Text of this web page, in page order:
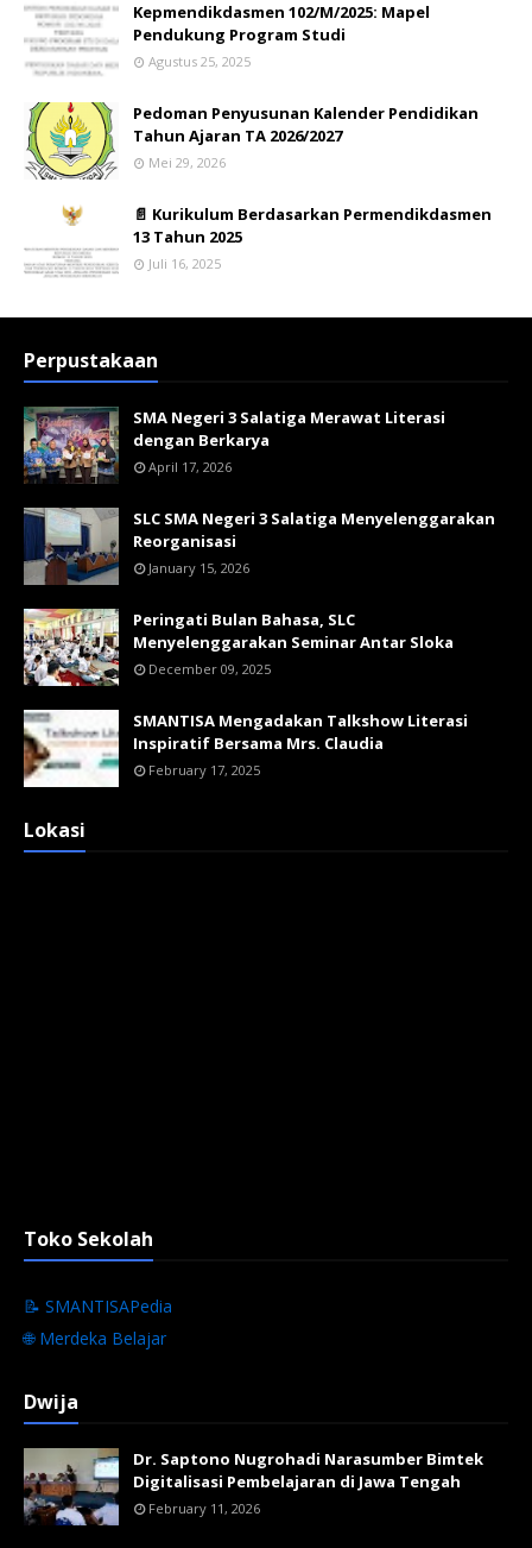
Kepmendikdasmen 102/M/2025: Mapel
Pendukung Program Studi
Agustus 25, 2025
Pedoman Penyusunan Kalender Pendidikan
Tahun Ajaran TA 2026/2027
Mei 29, 2026
📄 Kurikulum Berdasarkan Permendikdasmen
13 Tahun 2025
Juli 16, 2025
Perpustakaan
SMA Negeri 3 Salatiga Merawat Literasi
dengan Berkarya
April 17, 2026
SLC SMA Negeri 3 Salatiga Menyelenggarakan
Reorganisasi
January 15, 2026
Peringati Bulan Bahasa, SLC
Menyelenggarakan Seminar Antar Sloka
December 09, 2025
SMANTISA Mengadakan Talkshow Literasi
Inspiratif Bersama Mrs. Claudia
February 17, 2025
Lokasi
Toko Sekolah
📝 SMANTISAPedia
🌐 Merdeka Belajar
Dwija
Dr. Saptono Nugrohadi Narasumber Bimtek
Digitalisasi Pembelajaran di Jawa Tengah
February 11, 2026